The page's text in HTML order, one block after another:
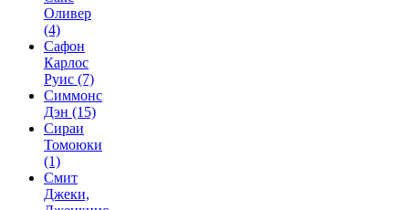
Оливер
(4)
Сафон
Карлос
Руис (7)
Симмонс
Дэн (15)
Сираи
Томоюки
(1)
Смит
Джеки,